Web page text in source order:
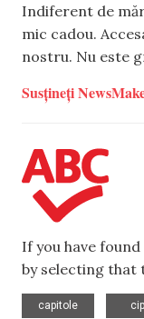
Indiferent de
mic cadou.
nostru. Nu este
Susțineți
If you have
by selecting that
capitole